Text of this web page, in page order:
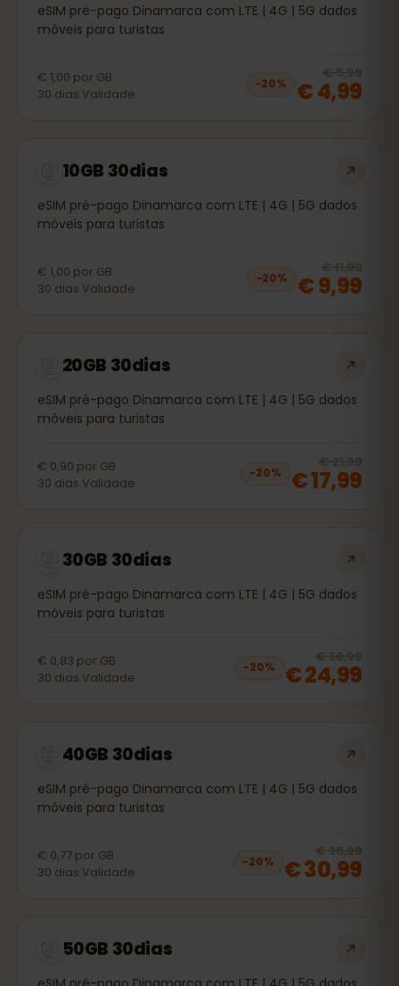
eSIM pré-pago Dinamarca com LTE | 4G | 5G dados
móveis para turistas
€ 1,00 por GB
30 dias Validade
−20%
€ 5,99
€ 4,99
10GB 30dias
eSIM pré-pago Dinamarca com LTE | 4G | 5G dados
móveis para turistas
€ 1,00 por GB
30 dias Validade
−20%
€ 11,99
€ 9,99
20GB 30dias
eSIM pré-pago Dinamarca com LTE | 4G | 5G dados
móveis para turistas
€ 0,90 por GB
30 dias Validade
−20%
€ 21,99
€ 17,99
30GB 30dias
eSIM pré-pago Dinamarca com LTE | 4G | 5G dados
móveis para turistas
€ 0,83 por GB
30 dias Validade
−20%
€ 30,99
€ 24,99
40GB 30dias
eSIM pré-pago Dinamarca com LTE | 4G | 5G dados
móveis para turistas
€ 0,77 por GB
30 dias Validade
−20%
€ 38,99
€ 30,99
50GB 30dias